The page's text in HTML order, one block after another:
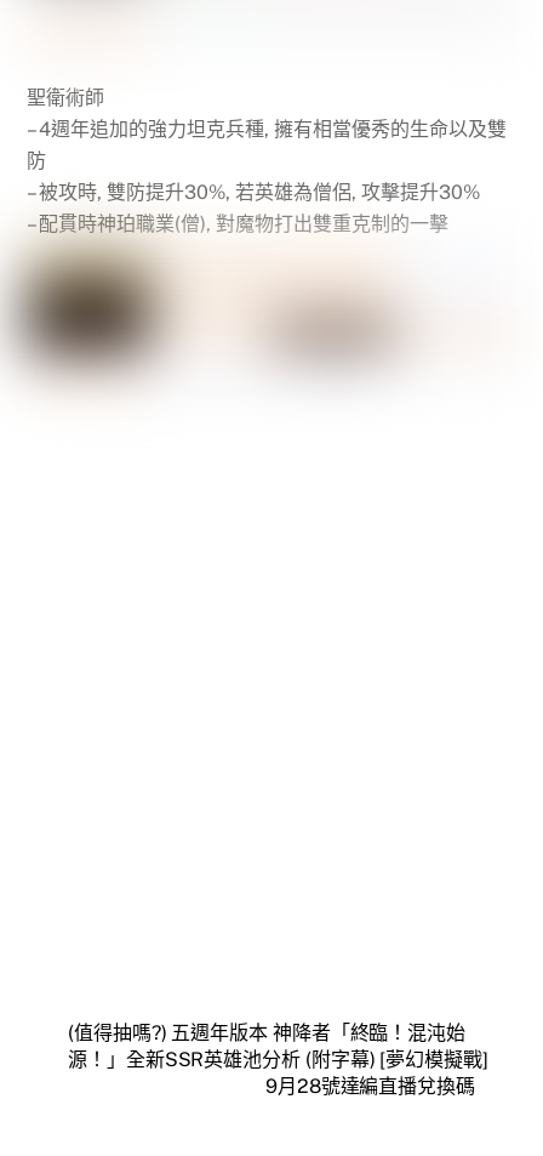
聖衛術師
– 4週年追加的強力坦克兵種, 擁有相當優秀的生命以及雙
防
– 被攻時, 雙防提升30%, 若英雄為僧侶, 攻擊提升30%
– 配貫時神珀職業(僧), 對魔物打出雙重克制的一擊
(值得抽嗎?) 五週年版本 神降者「終臨！混沌始
源！」全新SSR英雄池分析 (附字幕) [夢幻模擬戰]
9月28號達編直播兌換碼